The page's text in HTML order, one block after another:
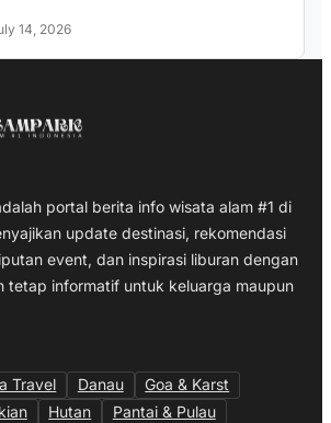
14, 2026
portal berita info wisata alam #1 di
update destinasi, rekomendasi
event, dan inspirasi liburan dengan
tetap informatif untuk keluarga maupun
Travel Danau
Goa & Karst
Hutan Pantai & Pulau